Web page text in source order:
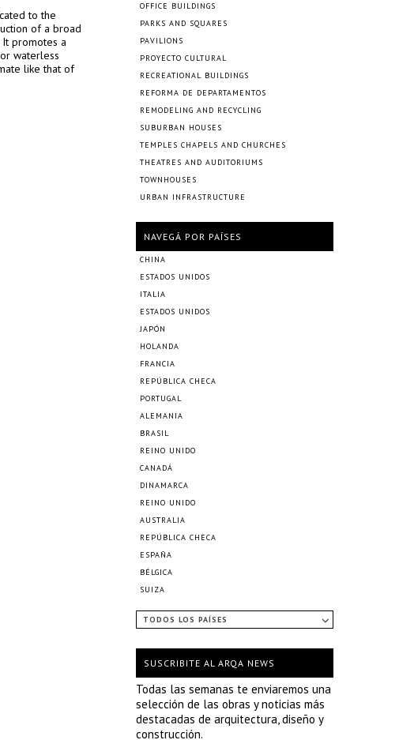
to the
of a broad
promotes a
waterless
like that of
OFFICE BUILDINGS
PARKS AND SQUARES
PAVILIONS
PROYECTO CULTURAL
RECREATIONAL BUILDINGS
REFORMA DE DEPARTAMENTOS
REMODELING AND RECYCLING
SUBURBAN HOUSES
TEMPLES CHAPELS AND CHURCHES
THEATRES AND AUDITORIUMS
TOWNHOUSES
URBAN INFRASTRUCTURE
NAVEGÁ POR PAÍSES
CHINA
ESTADOS UNIDOS
ITALIA
ESTADOS UNIDOS
JAPÓN
HOLANDA
FRANCIA
REPÚBLICA CHECA
PORTUGAL
ALEMANIA
BRASIL
REINO UNIDO
CANADÁ
DINAMARCA
REINO UNIDO
AUSTRALIA
REPÚBLICA CHECA
ESPAÑA
BÉLGICA
SUIZA
TODOS LOS PAÍSES
SUSCRIBITE AL ARQA NEWS
Todas las semanas te enviaremos una
selección de las obras y noticias más
destacadas de arquitectura, diseño y
construcción.